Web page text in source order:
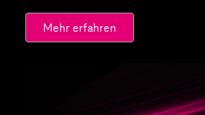
Mehr erfahren